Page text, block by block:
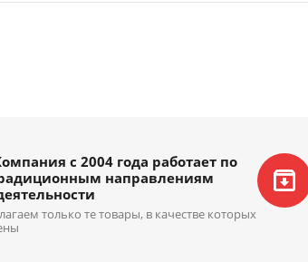
с 2004 года работает по
направлениям
только те товары, в качестве которых